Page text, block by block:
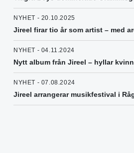
NYHET - 20.10.2025
Jireel firar tio år som artist – med
NYHET - 04.11.2024
Nytt album från Jireel – hyllar
NYHET - 07.08.2024
Jireel arrangerar musikfestival i